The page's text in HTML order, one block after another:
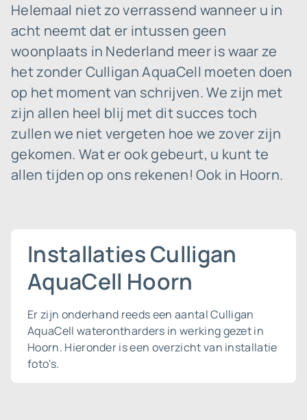
Helemaal niet zo verrassend wanneer u in
acht neemt dat er intussen geen
woonplaats in Nederland meer is waar ze
het zonder Culligan AquaCell moeten doen
op het moment van schrijven. We zijn met
zijn allen heel blij met dit succes toch
zullen we niet vergeten hoe we zover zijn
gekomen. Wat er ook gebeurt, u kunt te
allen tijden op ons rekenen! Ook in Hoorn.
Installaties Culligan
AquaCell Hoorn
Er zijn onderhand reeds een aantal Culligan
AquaCell waterontharders in werking gezet in
Hoorn. Hieronder is een overzicht van installatie
foto's.